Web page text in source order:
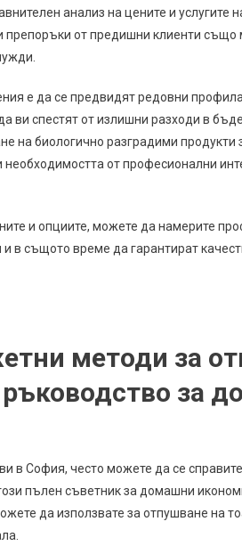
анализ на цените и услугите
препоръки от предишни клиенти
е да се предвидят редовни
ви спестят от излишни разходи в
на биологично разградими продукти
от професионални
и опциите, можете да намерите
в същото време да гарантират
методи за
за
в София, често можете да се
пълен съветник за домашни
да използвате за отпушване на